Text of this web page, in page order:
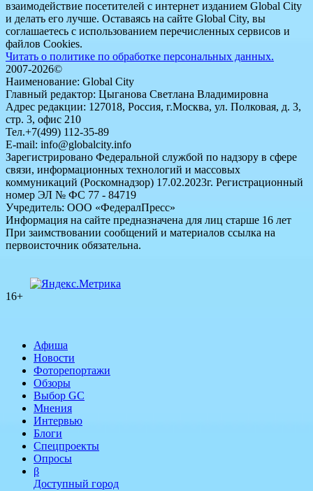
взаимодействие посетителей с интернет изданием Global City
и делать его лучше. Оставаясь на сайте Global City, вы
соглашаетесь с использованием перечисленных сервисов и
файлов Cookies.
Читать о политике по обработке персональных данных.
2007-2026©
Наименование: Global City
Главный редактор: Цыганова Светлана Владимировна
Адрес редакции: 127018, Россия, г.Москва, ул. Полковая, д. 3,
стр. 3, офис 210
Тел.+7(499) 112-35-89
E-mail: info@globalcity.info
Зарегистрировано Федеральной службой по надзору в сфере
связи, информационных технологий и массовых
коммуникаций (Роскомнадзор) 17.02.2023г. Регистрационный
номер ЭЛ № ФС 77 - 84719
Учредитель: ООО «ФедералПресс»
Информация на сайте предназначена для лиц старше 16 лет
При заимствовании сообщений и материалов ссылка на
первоисточник обязательна.
16+
Афиша
Новости
Фоторепортажи
Обзоры
Выбор GC
Мнения
Интервью
Блоги
Спецпроекты
Опросы
β
Доступный город